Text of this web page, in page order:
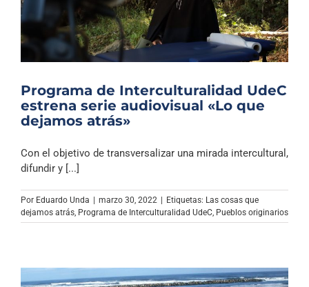
Programa de Interculturalidad UdeC
estrena serie audiovisual «Lo que
dejamos atrás»
Con el objetivo de transversalizar una mirada intercultural,
difundir y [...]
Por Eduardo Unda | marzo 30, 2022 | Etiquetas: Las cosas que
dejamos atrás Programa de Interculturalidad UdeC Pueblos originarios